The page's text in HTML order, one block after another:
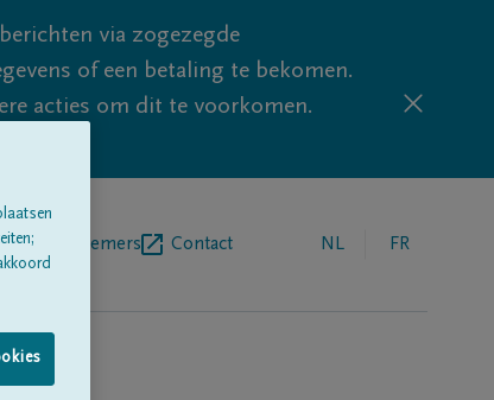
via zogezegde
of een betaling te bekomen.
acties om dit te voorkomen.
Contact NL FR